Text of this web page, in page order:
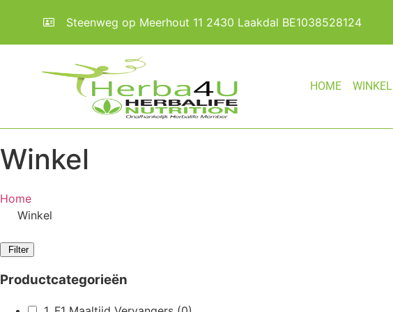
Steenweg op Meerhout 11 2430 Laakdal BE1038528124
HOME WINKEL
Winkel
Home
Winkel
Filter
Productcategorieën